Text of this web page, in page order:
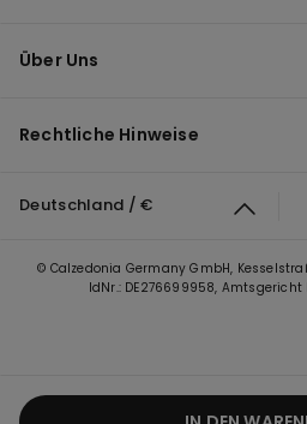
Über Uns
Rechtliche Hinweise
Deutschland / €
© Calzedonia Germany GmbH,
IdNr.: DE276699958, Amtsgericht